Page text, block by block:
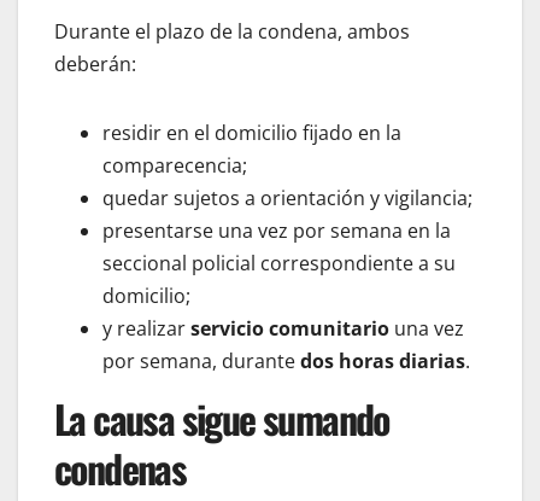
Durante el plazo de la condena, ambos
deberán:
residir en el domicilio fijado en la
comparecencia;
quedar sujetos a orientación y vigilancia;
presentarse una vez por semana en la
seccional policial correspondiente a su
domicilio;
y realizarservicio comunitario una vez
por semana, durantedos horas diarias.
La causa sigue sumando
condenas